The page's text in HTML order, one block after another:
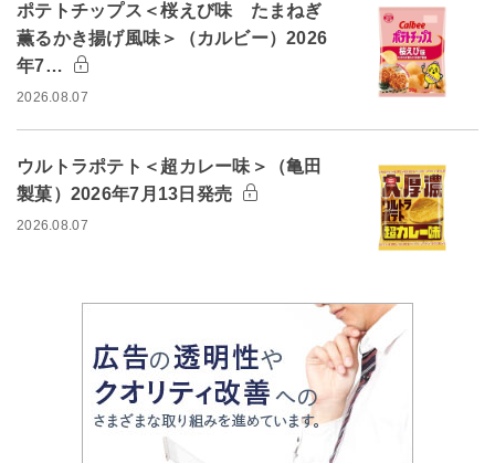
ポテトチップス＜桜えび味 たまねぎ
薫るかき揚げ風味＞（カルビー）2026
年7…
2026.08.07
ウルトラポテト＜超カレー味＞（亀田
製菓）2026年7月13日発売
2026.08.07